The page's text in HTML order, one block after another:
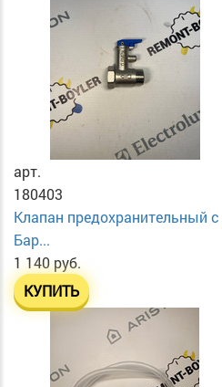
арт.
180403
Клапан предохранительный
Бар...
1 140 руб.
КУПИТЬ